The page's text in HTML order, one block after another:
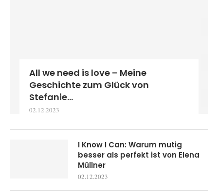
All we need is love – Meine
Geschichte zum Glück von
Stefanie...
02.12.2023
I Know I Can: Warum mutig
besser als perfekt ist von Elena
Müllner
02.12.2023